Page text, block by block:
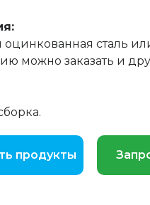
оцинкованная сталь
можно заказать и
продукты